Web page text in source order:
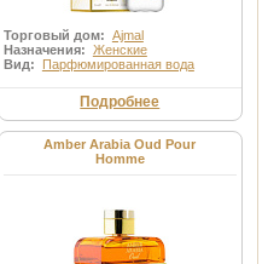
Торговый дом: Ajmal
Назначения: Женские
Вид: Парфюмированная вода
Подробнее
Amber Arabia Oud Pour
Homme